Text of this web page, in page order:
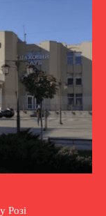
Розі